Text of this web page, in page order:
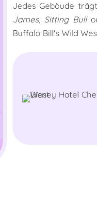
Jedes Gebäude
James, Sitting Bull
Buffalo Bill's Wild